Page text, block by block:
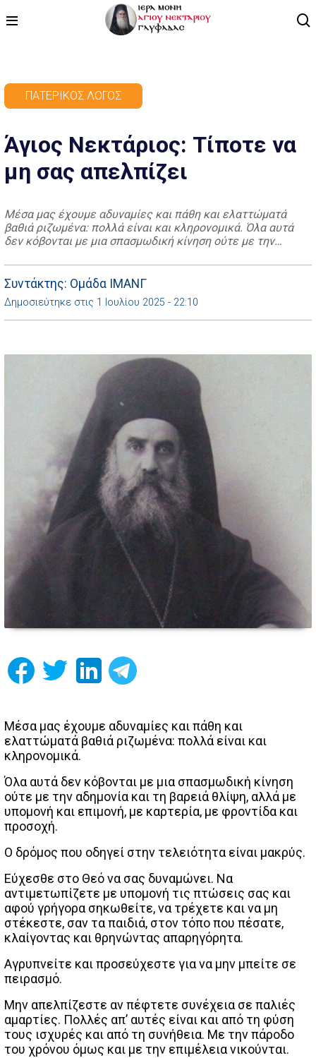
ΠΡΟΓΡΑΜΜΑ
ΒΙΝΤΕΟ
ΑΡΘΡΟΓΡΑΦΙΑ
ΕΠΙΚΟΙΝΩΝΙΑ
ΠΑΤΕΡΙΚΌΣ ΛΌΓΟΣ
Άγιος Νεκτάριος: Τίποτε να
μη σας απελπίζει
Μέσα μας έχουμε αδυναμίες και πάθη και ελαττώματά
βαθιά ριζωμένα: πολλά είναι και κληρονομικά. Όλα αυτά
δεν κόβονται με μια σπασμωδική κίνηση ούτε με την
επιμονή, με καρτερία, με φροντίδα και προσοχή. Ο δρόμος
που οδηγεί στην τελειότητα είναι μακρύς. Εύχεσθε στο
Θεό να σας δυναμώνει. […]
Συντάκτης: Ομάδα ΙΜΑΝΓ
Δημοσιεύτηκε στις 1 Ιουλίου 2025 - 22:10
Μέσα μας έχουμε αδυναμίες και πάθη και
ελαττώματά βαθιά ριζωμένα: πολλά είναι και
κληρονομικά.
Όλα αυτά δεν κόβονται με μια σπασμωδική κίνηση
ούτε με την αδημονία και τη βαρειά θλίψη, αλλά με
υπομονή και επιμονή, με καρτερία, με φροντίδα και
προσοχή.
Ο δρόμος που οδηγεί στην τελειότητα είναι μακρύς.
Εύχεσθε στο Θεό να σας δυναμώνει. Να
αντιμετωπίζετε με υπομονή τις πτώσεις σας και
αφού γρήγορα σηκωθείτε, να τρέχετε και να μη
στέκεστε, σαν τα παιδιά, στον τόπο που πέσατε,
κλαίγοντας και θρηνώντας απαρηγόρητα.
Αγρυπνείτε και προσεύχεστε για να μην μπείτε σε
πειρασμό.
Μην απελπίζεστε αν πέφτετε συνέχεια σε παλιές
αμαρτίες. Πολλές απ’ αυτές είναι και από τη φύση
τους ισχυρές και από τη συνήθεια. Με την πάροδο
του χρόνου όμως και με την επιμέλεια νικούνται.